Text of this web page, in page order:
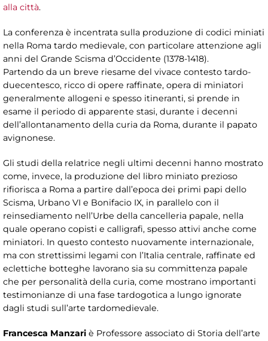
alla città.
La conferenza è incentrata sulla produzione di codici miniati
nella Roma tardo medievale, con particolare attenzione agli
anni del Grande Scisma d’Occidente (1378-1418).
Partendo da un breve riesame del vivace contesto tardo-
duecentesco, ricco di opere raffinate, opera di miniatori
generalmente allogeni e spesso itineranti, si prende in
esame il periodo di apparente stasi, durante i decenni
dell’allontanamento della curia da Roma, durante il papato
avignonese.
Gli studi della relatrice negli ultimi decenni hanno mostrato
come, invece, la produzione del libro miniato prezioso
rifiorisca a Roma a partire dall’epoca dei primi papi dello
Scisma, Urbano VI e Bonifacio IX, in parallelo con il
reinsediamento nell’Urbe della cancelleria papale, nella
quale operano copisti e calligrafi, spesso attivi anche come
miniatori. In questo contesto nuovamente internazionale,
ma con strettissimi legami con l’Italia centrale, raffinate ed
eclettiche botteghe lavorano sia su committenza papale
che per personalità della curia, come mostrano importanti
testimonianze di una fase tardogotica a lungo ignorate
dagli studi sull’arte tardomedievale.
Francesca Manzari è Professore associato di Storia dell’arte